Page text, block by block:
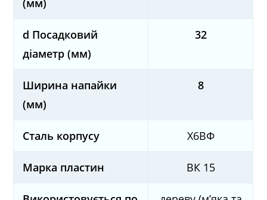
(мм)
d Посадковий
діаметр (мм)
32
Ширина напайки
(мм)
8
Сталь корпусу Х6ВФ
Марка пластин ВК 15